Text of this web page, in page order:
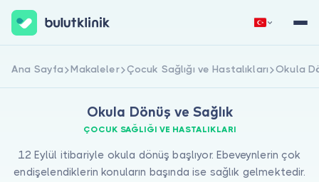
Hemen Kaydol Giriş Yap
Ana Sayfa Makaleler Çocuk Sağlığı ve Hastalıkları Okula
Okula Dönüş ve Sağlık
ÇOCUK SAĞLIĞI VE HASTALIKLARI
12 Eylül itibariyle okula dönüş başlıyor. Ebeveynlerin çok
endişelendiklerin konuların başında ise sağlık gelmektedir.